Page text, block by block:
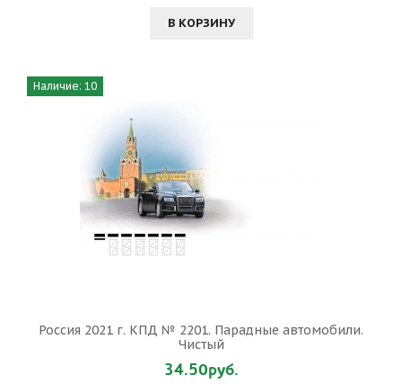
В КОРЗИНУ
Наличие: 10
Россия 2021 г. КПД № 2201. Парадные автомобили.
Чистый
34.50руб.